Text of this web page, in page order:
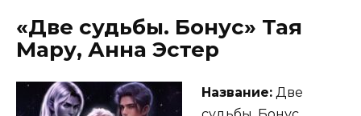
«Две судьбы. Бонус» Тая
Мару, Анна Эстер
Название: Две